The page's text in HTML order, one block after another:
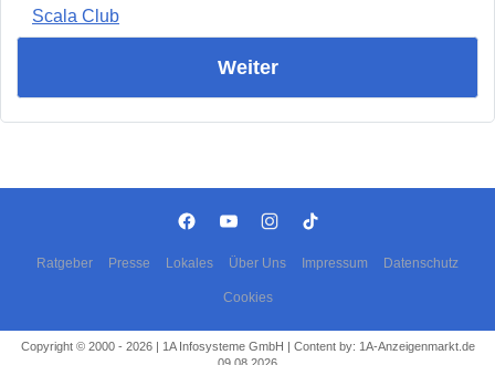
Scala Club
Weiter
Ratgeber Presse Lokales Über Uns Impressum Datenschutz
Cookies
Copyright © 2000 - 2026 | 1A Infosysteme GmbH | Content by: 1A-Anzeigenmarkt.de